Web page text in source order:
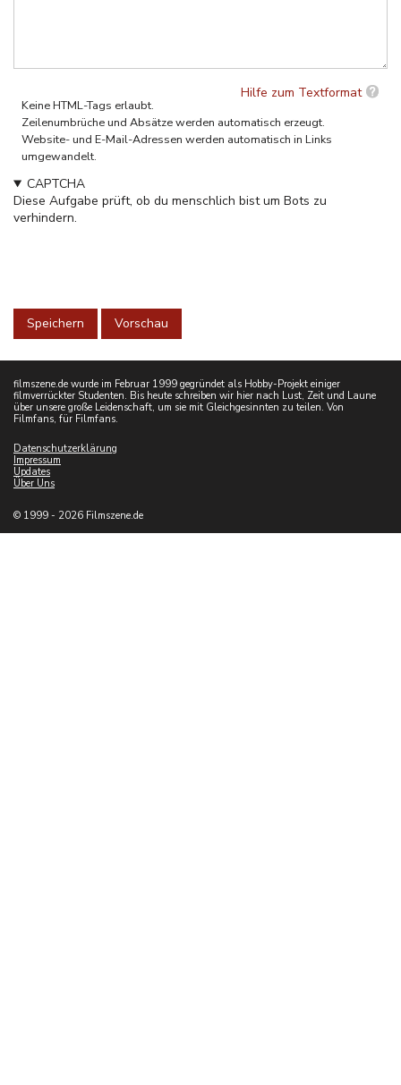
Hilfe zum Textformat
Keine HTML-Tags erlaubt.
Zeilenumbrüche und Absätze werden automatisch erzeugt.
Website- und E-Mail-Adressen werden automatisch in Links
umgewandelt.
CAPTCHA
Diese Aufgabe prüft, ob du menschlich bist um Bots zu
verhindern.
filmszene.de wurde im Februar 1999 gegründet als Hobby-Projekt einiger
filmverrückter Studenten. Bis heute schreiben wir hier nach Lust, Zeit und Laune
über unsere große Leidenschaft, um sie mit Gleichgesinnten zu teilen. Von
Filmfans, für Filmfans.
Datenschutzerklärung
Impressum
Updates
Über Uns
© 1999 - 2026 Filmszene.de